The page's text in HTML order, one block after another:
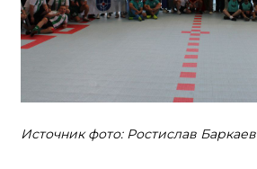
Источник фото: Ростислав Баркаев